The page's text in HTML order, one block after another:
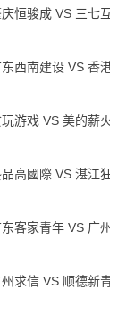
恒骏成 VS 三七互娱
西南建设 VS 香港圣
游戏 VS 美的薪火
高國際 VS 湛江狂狼
客家青年 VS 广州英
求信 VS 顺德新青年